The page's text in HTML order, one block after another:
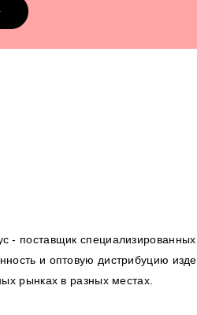
- поставщик специализированных
и оптовую дистрибуцию
рынках в разных местах.